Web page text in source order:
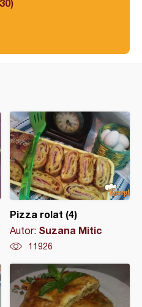
Pizza rolat (4)
Autor: Suzana Mitic
11926